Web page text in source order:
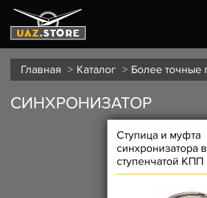
Главная Каталог Более точные
СИНХРОНИЗАТОР
Ступица и муфта
синхронизатора
ступенчатой КПП
4 передачи